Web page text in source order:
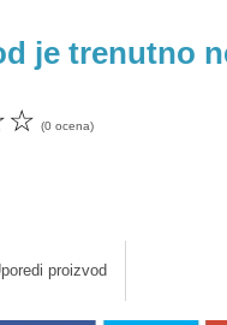
je trenutno
☆ (0 ocena)
proizvod